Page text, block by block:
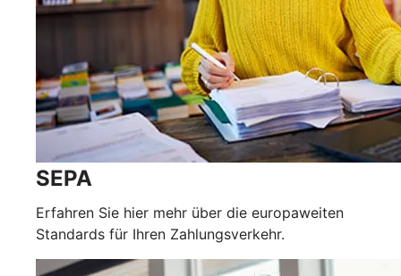
SEPA
Erfahren Sie hier mehr über die europaweiten
Standards für Ihren Zahlungsverkehr.